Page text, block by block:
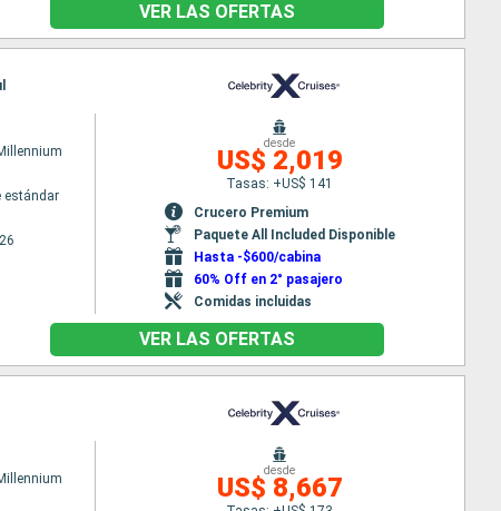
VER LAS OFERTAS
estándar
desde
US$ 2,019
Tasas: +US$ 141
Crucero Premium
Paquete All Included Disponible
Hasta -$600/cabina
60% Off en 2° pasajero
Comidas incluidas
VER LAS OFERTAS
desde
US$ 8,667